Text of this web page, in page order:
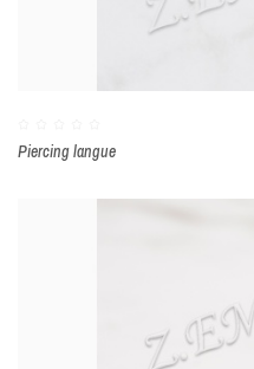
Piercing langue